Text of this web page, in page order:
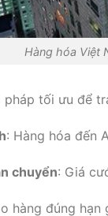
Hàng hóa Việt
pháp tối ưu để
: Hàng hóa đến
chuyển: Giá
hàng đúng